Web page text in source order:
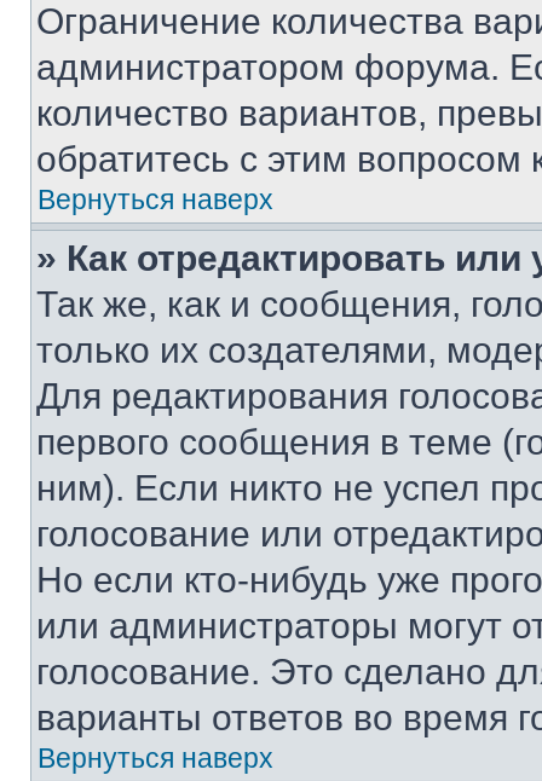
Ограничение количества
администратором форума.
количество вариантов,
обратитесь с этим вопросом
Вернуться наверх
» Как отредактировать
Так же, как и сообщения,
только их создателями,
Для редактирования
первого сообщения в теме
ним). Если никто не успел
голосование или
Но если кто-нибудь уже
или администраторы могут
голосование. Это сделано
варианты ответов во время
Вернуться наверх